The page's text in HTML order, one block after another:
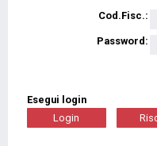
Cod.Fisc.:
Password:
Esegui login